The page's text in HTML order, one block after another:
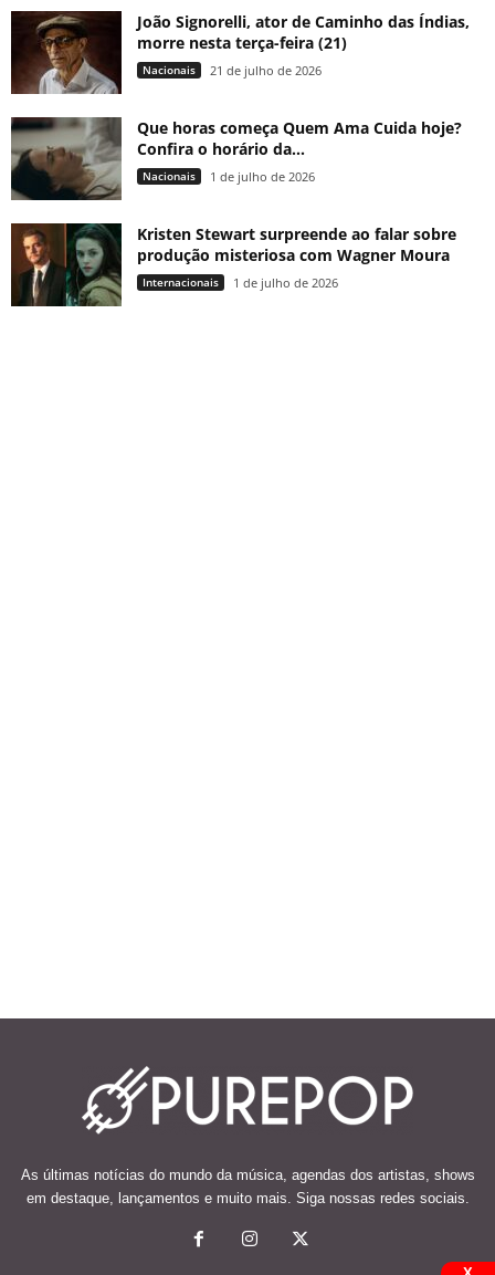
João Signorelli, ator de Caminho das Índias,
morre nesta terça-feira (21)
Nacionais 21 de julho de 2026
Que horas começa Quem Ama Cuida hoje?
Confira o horário da...
Nacionais 1 de julho de 2026
Kristen Stewart surpreende ao falar sobre
produção misteriosa com Wagner Moura
Internacionais 1 de julho de 2026
As últimas notícias do mundo da música, agendas dos artistas, shows
em destaque, lançamentos e muito mais. Siga nossas redes sociais.